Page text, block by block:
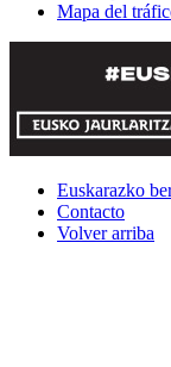
Mapa del
Euskarazko
Contacto
Volver arriba